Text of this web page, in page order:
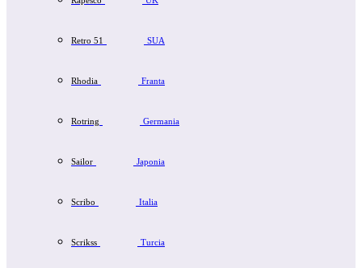
Retro 51 SUA
Rhodia Franta
Rotring Germania
Sailor Japonia
Scribo Italia
Scrikss Turcia